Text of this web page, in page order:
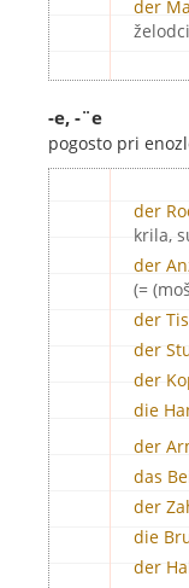
der
-e, -¨e
pogosto pri
der
krila,
der
(=
der
der
der
die
der
das
der
die
der